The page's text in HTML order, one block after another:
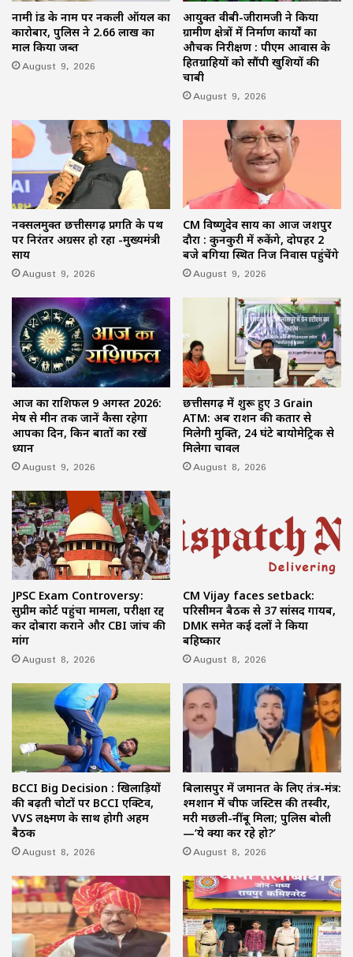
नामी ब्रांड के नाम पर नकली ऑयल का
कारोबार, पुलिस ने 2.66 लाख का
माल किया जब्त
August 9, 2026
आयुक्त वीबी-जीरामजी ने किया
ग्रामीण क्षेत्रों में निर्माण कार्यों का
औचक निरीक्षण : पीएम आवास के
हितग्राहियों को सौंपी खुशियों की
चाबी
August 9, 2026
नक्सलमुक्त छत्तीसगढ़ प्रगति के पथ
पर निरंतर अग्रसर हो रहा -मुख्यमंत्री
साय
August 9, 2026
CM विष्णुदेव साय का आज जशपुर
दौरा : कुनकुरी में रुकेंगे, दोपहर 2
बजे बगिया स्थित निज निवास पहुंचेंगे
August 9, 2026
आज का राशिफल 9 अगस्त 2026:
मेष से मीन तक जानें कैसा रहेगा
आपका दिन, किन बातों का रखें
ध्यान
August 9, 2026
छत्तीसगढ़ में शुरू हुए 3 Grain
ATM: अब राशन की कतार से
मिलेगी मुक्ति, 24 घंटे बायोमेट्रिक से
मिलेगा चावल
August 8, 2026
JPSC Exam Controversy:
सुप्रीम कोर्ट पहुंचा मामला, परीक्षा रद्द
कर दोबारा कराने और CBI जांच की
मांग
August 8, 2026
CM Vijay faces setback:
परिसीमन बैठक से 37 सांसद गायब,
DMK समेत कई दलों ने किया
बहिष्कार
August 8, 2026
BCCI Big Decision : खिलाड़ियों
की बढ़ती चोटों पर BCCI एक्टिव,
VVS लक्ष्मण के साथ होगी अहम
बैठक
August 8, 2026
बिलासपुर में जमानत के लिए तंत्र-मंत्र:
श्मशान में चीफ जस्टिस की तस्वीर,
मरी मछली-नींबू मिला; पुलिस बोली
—‘ये क्या कर रहे हो?’
August 8, 2026